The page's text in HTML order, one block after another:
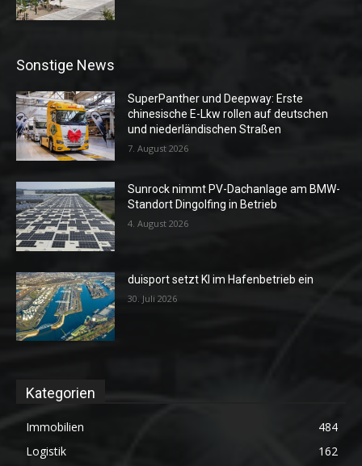
Sonstige News
SuperPanther und Deepway: Erste
chinesische E-Lkw rollen auf deutschen
und niederländischen Straßen
7. August 2026
Sunrock nimmt PV-Dachanlage am BMW-
Standort Dingolfing in Betrieb
4. August 2026
duisport setzt KI im Hafenbetrieb ein
30. Juli 2026
Kategorien
Immobilien
484
Logistik
162